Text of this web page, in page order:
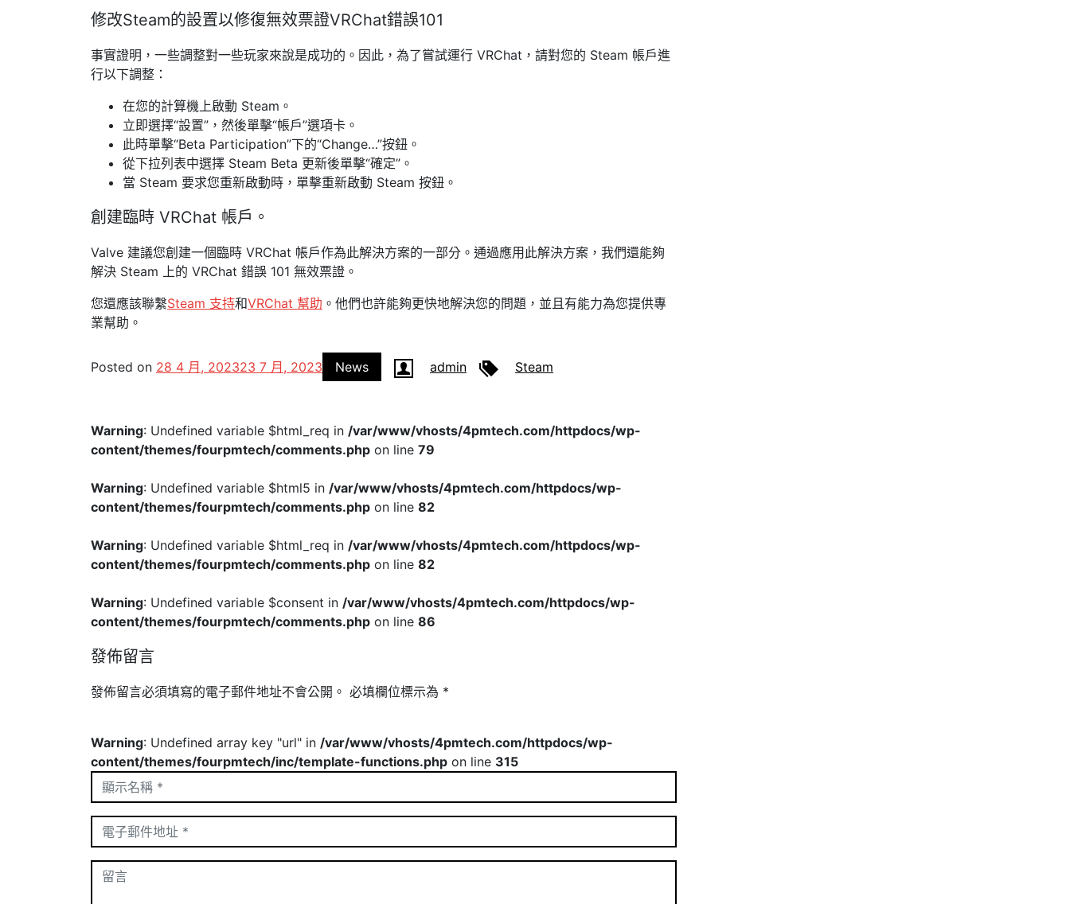
修改Steam的設置以修復無效票證VRChat錯誤101
事實證明，一些調整對一些玩家來說是成功的。因此，為了嘗試運行 VRChat，請對您的 Steam 帳戶進
行以下調整：
在您的計算機上啟動 Steam。
立即選擇“設置”，然後單擊“帳戶”選項卡。
此時單擊“Beta Participation”下的“Change…”按鈕。
從下拉列表中選擇 Steam Beta 更新後單擊“確定”。
當 Steam 要求您重新啟動時，單擊重新啟動 Steam 按鈕。
創建臨時 VRChat 帳戶。
Valve 建議您創建一個臨時 VRChat 帳戶作為此解決方案的一部分。通過應用此解決方案，我們還能夠
解決 Steam 上的 VRChat 錯誤 101 無效票證。
您還應該聯繫Steam 支持和VRChat 幫助 。他們也許能夠更快地解決您的問題，並且有能力為您提供專
業幫助。
Posted on 28 4 月, 202323 7 月, 2023 News admin Steam
Warning: Undefined variable $html_req in /var/www/vhosts/4pmtech.com/httpdocs/wp-
content/themes/fourpmtech/comments.php on line 79
Warning: Undefined variable $html5 in /var/www/vhosts/4pmtech.com/httpdocs/wp-
content/themes/fourpmtech/comments.php on line 82
Warning: Undefined variable $html_req in /var/www/vhosts/4pmtech.com/httpdocs/wp-
content/themes/fourpmtech/comments.php on line 82
Warning: Undefined variable $consent in /var/www/vhosts/4pmtech.com/httpdocs/wp-
content/themes/fourpmtech/comments.php on line 86
發佈留言
發佈留言必須填寫的電子郵件地址不會公開。 必填欄位標示為 *
Warning: Undefined array key "url" in /var/www/vhosts/4pmtech.com/httpdocs/wp-
content/themes/fourpmtech/inc/template-functions.php on line 315